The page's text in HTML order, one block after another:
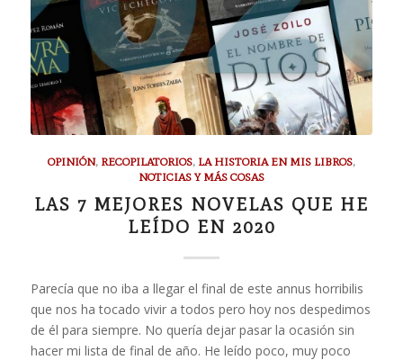
OPINIÓN, RECOPILATORIOS, LA HISTORIA EN MIS LIBROS,
NOTICIAS Y MÁS COSAS
LAS 7 MEJORES NOVELAS QUE HE
LEÍDO EN 2020
Parecía que no iba a llegar el final de este annus horribilis
que nos ha tocado vivir a todos pero hoy nos despedimos
de él para siempre. No quería dejar pasar la ocasión sin
hacer mi lista de final de año. He leído poco, muy poco